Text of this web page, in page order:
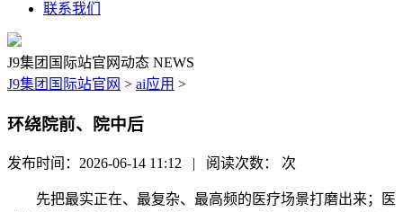
联系我们
J9集团国际站官网动态 NEWS
J9集团国际站官网 > ai应用 >
环绕院前、院中后
发布时间：2026-06-14 11:12 | 阅读次数： 次
先把最实正在、最复杂、最高频的医疗场景打磨出来；医